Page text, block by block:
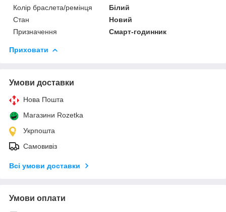
Колір браслета/ремінця
Білий
Стан
Новий
Призначення
Смарт-годинник
Приховати
Умови доставки
Нова Пошта
Магазини Rozetka
Укрпошта
Самовивіз
Всі умови доставки
Умови оплати